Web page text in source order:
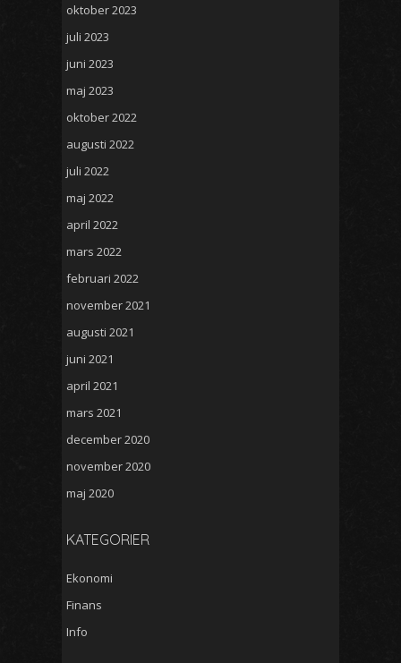
oktober 2023
juli 2023
juni 2023
maj 2023
oktober 2022
augusti 2022
juli 2022
maj 2022
april 2022
mars 2022
februari 2022
november 2021
augusti 2021
juni 2021
april 2021
mars 2021
december 2020
november 2020
maj 2020
KATEGORIER
Ekonomi
Finans
Info